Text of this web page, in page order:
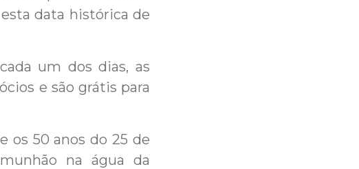
data histórica de
um dos dias, as
e são grátis para
os 50 anos do 25 de
na água da